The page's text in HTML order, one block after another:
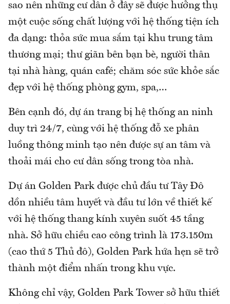
sao nên những cư dân ở đây sẽ được hưởng thụ
một cuộc sống chất lượng với hệ thống tiện ích
đa dạng: thỏa sức mua sắm tại khu trung tâm
thương mại; thư giãn bên bạn bè, người thân
tại nhà hàng, quán café; chăm sóc sức khỏe sắc
đẹp với hệ thống phòng gym, spa,…
Bên cạnh đó, dự án trang bị hệ thống an ninh
duy trì 24/7, cùng với hệ thống đỗ xe phân
luồng thông minh tạo nên được sự an tâm và
thoải mái cho cư dân sống trong tòa nhà.
Dự án Golden Park được chủ đầu tư Tây Đô
dồn nhiều tâm huyết và đầu tư lớn về thiết kế
với hệ thống thang kính xuyên suốt 45 tầng
nhà. Sở hữu chiều cao công trình là 173.150m
(cao thứ 5 Thủ đô), Golden Park hứa hẹn sẽ trở
thành một điểm nhấn trong khu vực.
Không chỉ vậy, Golden Park Tower sở hữu thiết